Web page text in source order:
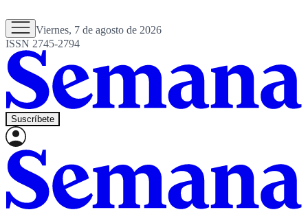
Viernes, 7 de agosto de 2026
ISSN 2745-2794
Suscríbete